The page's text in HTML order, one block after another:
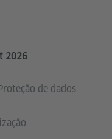
2026
de dados